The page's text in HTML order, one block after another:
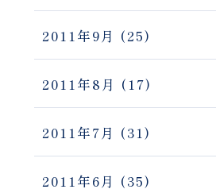
2011年9月 (25)
2011年8月 (17)
2011年7月 (31)
2011年6月 (35)